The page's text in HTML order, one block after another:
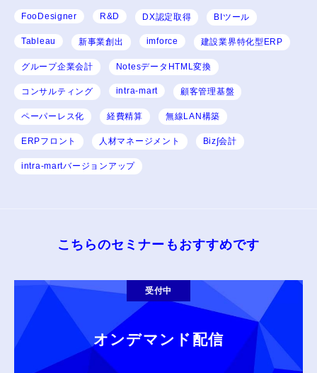
FooDesigner R&D DX認定取得 BIツール
Tableau 新事業創出 imforce 建設業界特化型ERP
グループ企業会計 NotesデータHTML変換
コンサルティング intra-mart 顧客管理基盤
ペーパーレス化 経費精算 無線LAN構築
ERPフロント 人材マネージメント Biz∫会計
intra-martバージョンアップ
こちらのセミナーもおすすめです
受付中
オンデマンド配信